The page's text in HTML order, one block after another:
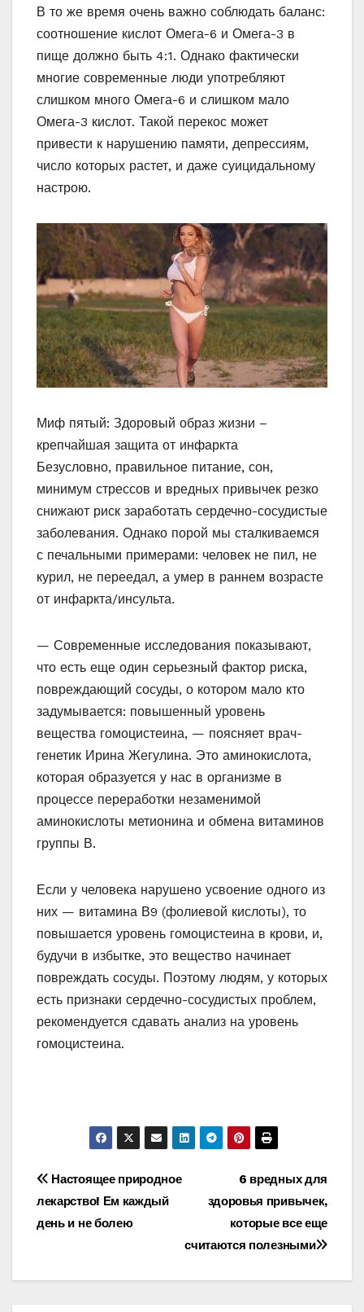
В то же время очень важно соблюдать баланс:
соотношение кислот Омега-6 и Омега-3 в
пище должно быть 4:1. Однако фактически
многие современные люди употребляют
слишком много Омега-6 и слишком мало
Омега-3 кислот. Такой перекос может
привести к нарушению памяти, депрессиям,
число которых растет, и даже суицидальному
настрою.
Миф пятый: Здоровый образ жизни –
крепчайшая защита от инфаркта
Безусловно, правильное питание, сон,
минимум стрессов и вредных привычек резко
снижают риск заработать сердечно-сосудистые
заболевания. Однако порой мы сталкиваемся
с печальными примерами: человек не пил, не
курил, не переедал, а умер в раннем возрасте
от инфаркта/инсульта.
— Современные исследования показывают,
что есть еще один серьезный фактор риска,
повреждающий сосуды, о котором мало кто
задумывается: повышенный уровень
вещества гомоцистеина, — поясняет врач-
генетик Ирина Жегулина. Это аминокислота,
которая образуется у нас в организме в
процессе переработки незаменимой
аминокислоты метионина и обмена витаминов
группы В.
Если у человека нарушено усвоение одного из
них — витамина В9 (фолиевой кислоты), то
повышается уровень гомоцистеина в крови, и,
будучи в избытке, это вещество начинает
повреждать сосуды. Поэтому людям, у которых
есть признаки сердечно-сосудистых проблем,
рекомендуется сдавать анализ на уровень
гомоцистеина.
Навигация
по
6 вредных для
здоровья привычек,
которые все еще
считаются полезными
Настоящее природное
лекарство! Ем каждый
день и не болею